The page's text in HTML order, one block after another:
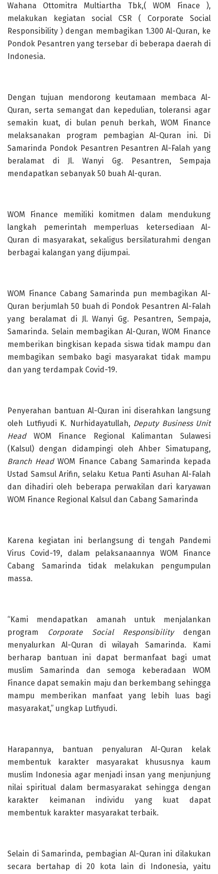
Wahana Ottomitra Multiartha Tbk,( WOM Finace ),
melakukan kegiatan social CSR ( Corporate Social
Responsibility ) dengan membagikan 1.300 Al-Quran, ke
Pondok Pesantren yang tersebar di beberapa daerah di
Indonesia.
Dengan tujuan mendorong keutamaan membaca Al-
Quran, serta semangat dan kepedulian, toleransi agar
semakin kuat, di bulan penuh berkah, WOM Finance
melaksanakan program pembagian Al-Quran ini. Di
Samarinda Pondok Pesantren Pesantren Al-Falah yang
beralamat di Jl. Wanyi Gg. Pesantren, Sempaja
mendapatkan sebanyak 50 buah Al-quran.
WOM Finance memiliki komitmen dalam mendukung
langkah pemerintah memperluas ketersediaan Al-
Quran di masyarakat, sekaligus bersilaturahmi dengan
berbagai kalangan yang dijumpai.
WOM Finance Cabang Samarinda pun membagikan Al-
Quran berjumlah 50 buah di Pondok Pesantren Al-Falah
yang beralamat di Jl. Wanyi Gg. Pesantren, Sempaja,
Samarinda. Selain membagikan Al-Quran, WOM Finance
memberikan bingkisan kepada siswa tidak mampu dan
membagikan sembako bagi masyarakat tidak mampu
dan yang terdampak Covid-19.
Penyerahan bantuan Al-Quran ini diserahkan langsung
oleh Lutfiyudi K. Nurhidayatullah, Deputy Business Unit
Head WOM Finance Regional Kalimantan Sulawesi
(Kalsul) dengan didampingi oleh Ahber Simatupang,
Branch Head WOM Finance Cabang Samarinda kepada
Ustad Samsul Arifin, selaku Ketua Panti Asuhan Al-Falah
dan dihadiri oleh beberapa perwakilan dari karyawan
WOM Finance Regional Kalsul dan Cabang Samarinda
Karena kegiatan ini berlangsung di tengah Pandemi
Virus Covid-19, dalam pelaksanaannya WOM Finance
Cabang Samarinda tidak melakukan pengumpulan
massa.
“Kami mendapatkan amanah untuk menjalankan
program
Corporate Social Responsibility dengan
menyalurkan Al-Quran di wilayah Samarinda. Kami
berharap bantuan ini dapat bermanfaat bagi umat
muslim Samarinda dan semoga keberadaan WOM
Finance dapat semakin maju dan berkembang sehingga
mampu memberikan manfaat yang lebih luas bagi
masyarakat,” ungkap Lutfiyudi.
Harapannya, bantuan penyaluran Al-Quran kelak
membentuk karakter masyarakat khususnya kaum
muslim Indonesia agar menjadi insan yang menjunjung
nilai spiritual dalam bermasyarakat sehingga dengan
karakter keimanan individu yang kuat dapat
membentuk karakter masyarakat terbaik.
Selain di Samarinda, pembagian Al-Quran ini dilakukan
secara bertahap di 20 kota lain di Indonesia, yaitu